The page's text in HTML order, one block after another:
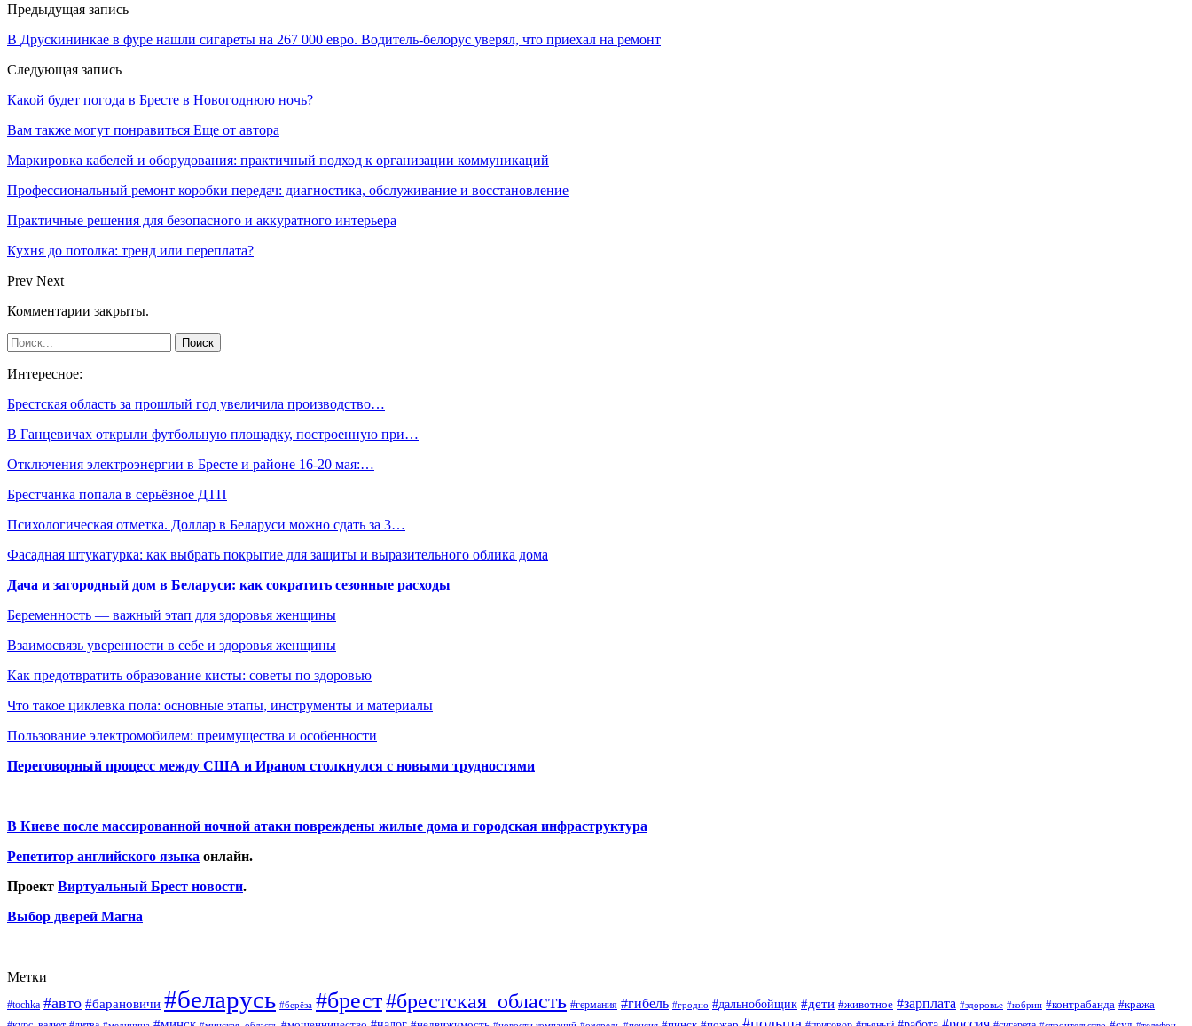
Предыдущая запись
В Друскининкае в фуре нашли сигареты на 267 000 евро. Водитель-белорус уверял, что приехал на ремонт
Следующая запись
Какой будет погода в Бресте в Новогоднюю ночь?
Вам также могут понравиться Еще от автора
Маркировка кабелей и оборудования: практичный подход к организации коммуникаций
Профессиональный ремонт коробки передач: диагностика, обслуживание и восстановление
Практичные решения для безопасного и аккуратного интерьера
Кухня до потолка: тренд или переплата?
Prev Next
Комментарии закрыты.
Интересное:
Брестская область за прошлый год увеличила производство…
В Ганцевичах открыли футбольную площадку, построенную при…
Отключения электроэнергии в Бресте и районе 16-20 мая:…
Брестчанка попала в серьёзное ДТП
Психологическая отметка. Доллар в Беларуси можно сдать за 3…
Фасадная штукатурка: как выбрать покрытие для защиты и выразительного облика дома
Дача и загородный дом в Беларуси: как сократить сезонные расходы
Беременность — важный этап для здоровья женщины
Взаимосвязь уверенности в себе и здоровья женщины
Как предотвратить образование кисты: советы по здоровью
Что такое циклевка пола: основные этапы, инструменты и материалы
Пользование электромобилем: преимущества и особенности
Переговорный процесс между США и Ираном столкнулся с новыми трудностями
В Киеве после массированной ночной атаки повреждены жилые дома и городская инфраструктура
Репетитор английского языка онлайн.
Проект Виртуальный Брест новости.
Выбор дверей Магна
Метки
#tochka #авто #барановичи #беларусь #берёза #брест#брестская_область #германия #гибель #гродно #дальнобойщик #дети #животное #зарплата #здоровье #кобрин #контрабанда #кража